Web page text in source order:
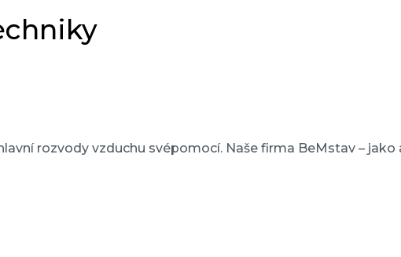
rozvody vzduchu svépomocí. Naše firma BeMstav –